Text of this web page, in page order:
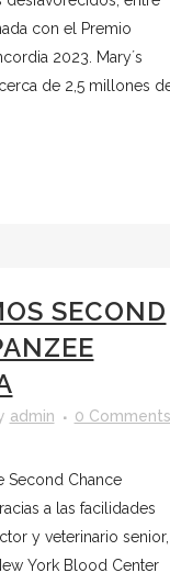
con el Premio
2023. Mary´s
de 2,5 millones
SECOND
admin 0 Comments
Second Chance
a las facilidades
y veterinario senior,
York Blood Center